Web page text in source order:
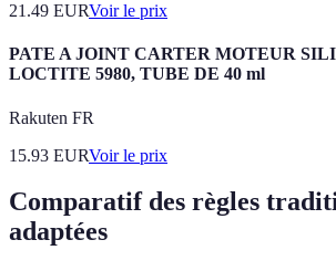
21.49 EURVoir le prix
PATE A JOINT CARTER MOTEUR
LOCTITE 5980, TUBE DE 40 ml
Rakuten FR
15.93 EURVoir le prix
Comparatif des règles
adaptées